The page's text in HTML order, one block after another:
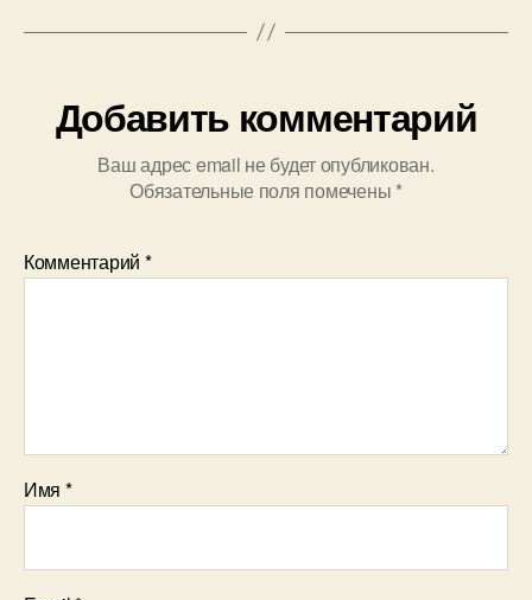
Добавить комментарий
Ваш адрес email не будет опубликован.
Обязательные поля помечены *
Комментарий *
Имя *